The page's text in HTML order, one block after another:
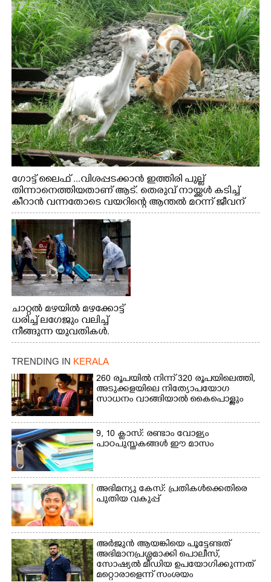
ഗോട്ട് ലൈഫ് ...വിശപ്പടക്കാൻ ഇത്തിരി പുല്ല്
തിന്നാനെത്തിയതാണ് ആട്. തെരുവ് നായ്ക്കൾ കടിച്ച്
കീറാൻ വന്നതോടെ വയറിന്റെ ആന്തൽ മറന്ന് ജീവന്
വേണ്ടിയായി ഓട്ടം. എറണാകുളം വാത്തുരുത്തിയിൽ
നിന്നുള്ള കാഴ്ച
ചാറ്റൽ മഴയിൽ മഴക്കോട്ട്
ധരിച്ച് ലഗേജും വലിച്ച്
നീങ്ങുന്ന യുവതികൾ.
എറണാകുളം മേനകയിൽ
നിന്നുള്ള കാഴ്ച
TRENDING IN KERALA
260 രൂപയിൽ നിന്ന് 320 രൂപയിലെത്തി,
അടുക്കളയിലെ നിത്യോപയോഗ
സാധനം വാങ്ങിയാൽ കൈപൊള്ളും
9, 10 ക്ലാസ്: രണ്ടാം വോള്യം
പാഠപുസ്തകങ്ങൾ ഈ മാസം
അഭിമന്യു കേസ്: പ്രതികൾക്കെതിരെ
പുതിയ വകുപ്പ്
അർജുൻ ആയങ്കിയെ പൂട്ടേണ്ടത്
അഭിമാനപ്രശ്നമാക്കി പൊലീസ്,
സാേഷ്യൽ മീഡിയ ഉപയോഗിക്കുന്നത്
മറ്റൊരാളെന്ന് സംശയം